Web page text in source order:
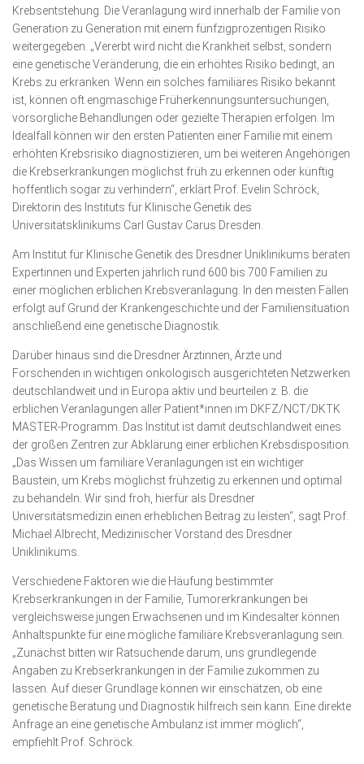
Krebsentstehung. Die Veranlagung wird innerhalb der Familie von
Generation zu Generation mit einem fünfzigprozentigen Risiko
weitergegeben. „Vererbt wird nicht die Krankheit selbst, sondern
eine genetische Veränderung, die ein erhöhtes Risiko bedingt, an
Krebs zu erkranken. Wenn ein solches familiäres Risiko bekannt
ist, können oft engmaschige Früherkennungsuntersuchungen,
vorsorgliche Behandlungen oder gezielte Therapien erfolgen. Im
Idealfall können wir den ersten Patienten einer Familie mit einem
erhöhten Krebsrisiko diagnostizieren, um bei weiteren Angehörigen
die Krebserkrankungen möglichst früh zu erkennen oder künftig
hoffentlich sogar zu verhindern“, erklärt Prof. Evelin Schröck,
Direktorin des Instituts für Klinische Genetik des
Universitätsklinikums Carl Gustav Carus Dresden.
Am Institut für Klinische Genetik des Dresdner Uniklinikums beraten
Expertinnen und Experten jährlich rund 600 bis 700 Familien zu
einer möglichen erblichen Krebsveranlagung. In den meisten Fällen
erfolgt auf Grund der Krankengeschichte und der Familiensituation
anschließend eine genetische Diagnostik.
Darüber hinaus sind die Dresdner Ärztinnen, Ärzte und
Forschenden in wichtigen onkologisch ausgerichteten Netzwerken
deutschlandweit und in Europa aktiv und beurteilen z. B. die
erblichen Veranlagungen aller Patient*innen im DKFZ/NCT/DKTK
MASTER-Programm. Das Institut ist damit deutschlandweit eines
der großen Zentren zur Abklärung einer erblichen Krebsdisposition.
„Das Wissen um familiäre Veranlagungen ist ein wichtiger
Baustein, um Krebs möglichst frühzeitig zu erkennen und optimal
zu behandeln. Wir sind froh, hierfür als Dresdner
Universitätsmedizin einen erheblichen Beitrag zu leisten“, sagt Prof.
Michael Albrecht, Medizinischer Vorstand des Dresdner
Uniklinikums.
Verschiedene Faktoren wie die Häufung bestimmter
Krebserkrankungen in der Familie, Tumorerkrankungen bei
vergleichsweise jungen Erwachsenen und im Kindesalter können
Anhaltspunkte für eine mögliche familiäre Krebsveranlagung sein.
„Zunächst bitten wir Ratsuchende darum, uns grundlegende
Angaben zu Krebserkrankungen in der Familie zukommen zu
lassen. Auf dieser Grundlage können wir einschätzen, ob eine
genetische Beratung und Diagnostik hilfreich sein kann. Eine direkte
Anfrage an eine genetische Ambulanz ist immer möglich“,
empfiehlt Prof. Schröck.